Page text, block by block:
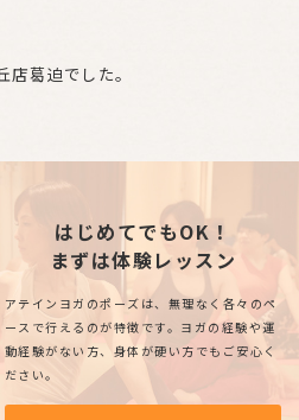
葛迫でした。
はじめてでもOK！
まずは体験レッスン
アテインヨガのポーズは、無理なく各々のペ
ースで行えるのが特徴です。ヨガの経験や運
動経験がない方、身体が硬い方でもご安心く
ださい。